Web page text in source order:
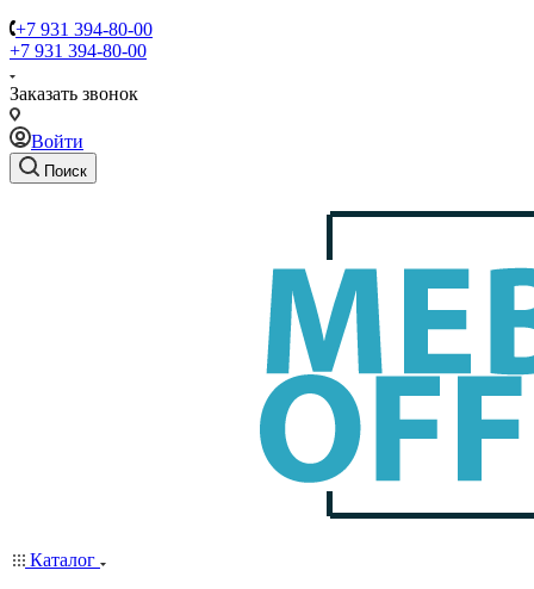
+7 931 394-80-00
+7 931 394-80-00
Заказать звонок
Войти
Поиск
Каталог